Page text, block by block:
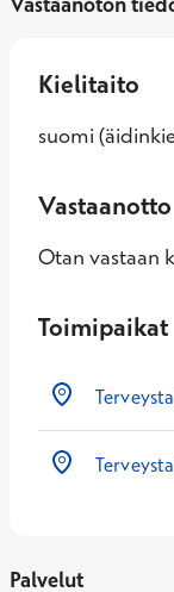
Kielitaito
suomi
Vastaanotto
Otan vastaan
Toimipaikat
Palvelut